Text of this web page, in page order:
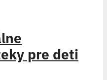
pre deti